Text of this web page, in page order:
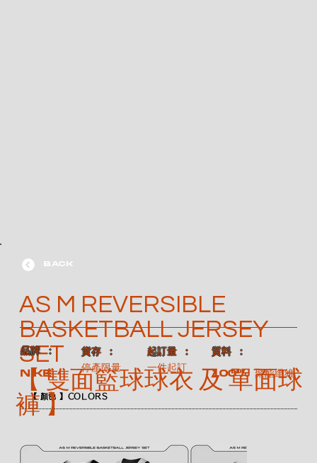
【 顏色 】COLORS
BACK
AS M REVERSIBLE
BASKETBALL JERSEY
SET
【 雙面籃球球衣 及 單面球
褲 】
​品牌 ：
NIKE
​貨存 ：
停產限量
​起訂量 ：
一件起訂
​質料 ：
100% 聚酯纖維